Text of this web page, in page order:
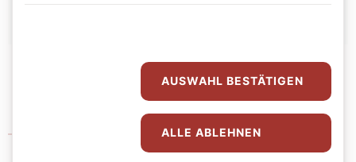
Bildungszentrum St. Bernhard
AUSWAHL BESTÄTIGEN
ALLE ABLEHNEN